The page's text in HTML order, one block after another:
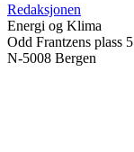
Redaksjonen
Energi og Klima
Odd Frantzens plass 5
N-5008 Bergen